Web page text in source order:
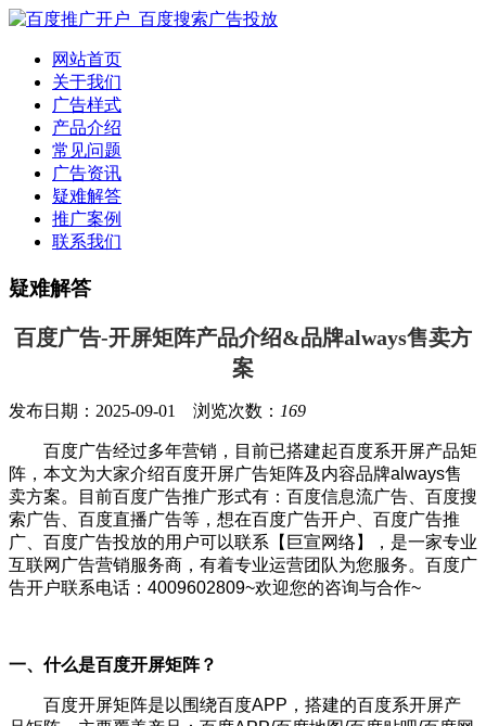
网站首页
关于我们
广告样式
产品介绍
常见问题
广告资讯
疑难解答
推广案例
联系我们
疑难解答
百度广告-开屏矩阵产品介绍&品牌always售卖方
案
发布日期：2025-09-01 浏览次数： 169
百度广告经过多年营销，目前已搭建起百度系开屏产品矩
阵， 本文为大家介绍百度开屏广告矩阵及内容品牌always售
卖方案。目前百度广告推广形式有：百度信息流广告、百度搜
索广告、百度直播广告等，想在百度广告开户、百度广告推
广、百度广告投放的用户可以联系【巨宣网络】，是一家专业
互联网广告营销服务商，有着专业运营团队为您服务。百度广
告开户联系电话：4009602809~欢迎您的咨询与合作~
一、什么是百度开屏矩阵？
百度开屏矩阵是以围绕百度APP，搭建的百度系开屏产